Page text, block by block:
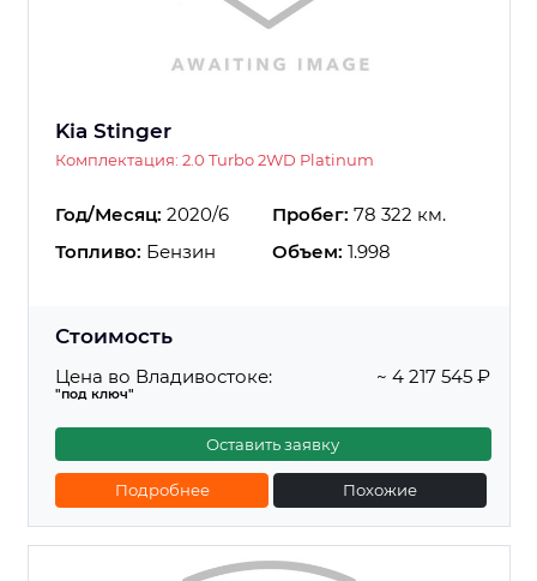
Kia Stinger
Комплектация: 2.0 Turbo 2WD Platinum
Год/Месяц: 2020/6 Пробег: 78 322 км.
Топливо: Бензин Объем: 1.998
Стоимость
Цена во Владивостоке:
"под ключ"
~ 4 217 545 ₽
Оставить заявку
Подробнее Похожие